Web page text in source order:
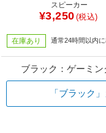
スピーカー
¥3,250 (税込)
在庫あり 通常24時間以内
ブラック：ゲーミ
「ブラック